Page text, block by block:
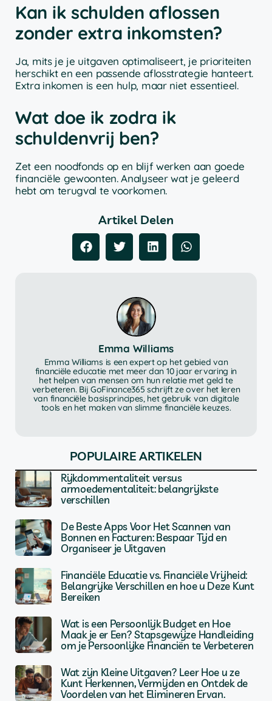
Kan ik schulden aflossen
zonder extra inkomsten?
Ja, mits je je uitgaven optimaliseert, je prioriteiten
herschikt en een passende aflosstrategie hanteert.
Extra inkomen is een hulp, maar niet essentieel.
Wat doe ik zodra ik
schuldenvrij ben?
Zet een noodfonds op en blijf werken aan goede
financiële gewoonten. Analyseer wat je geleerd
hebt om terugval te voorkomen.
Artikel Delen
Emma Williams
Emma Williams is een expert op het gebied van
financiële educatie met meer dan 10 jaar ervaring in
het helpen van mensen om hun relatie met geld te
verbeteren. Bij GoFinance365 schrijft ze over het leren
van financiële basisprincipes, het gebruik van digitale
tools en het maken van slimme financiële keuzes.
POPULAIRE ARTIKELEN
Rijkdommentaliteit versus
armoedementaliteit: belangrijkste
verschillen
De Beste Apps Voor Het Scannen van
Bonnen en Facturen: Bespaar Tijd en
Organiseer je Uitgaven
Financiële Educatie vs. Financiële Vrijheid:
Belangrijke Verschillen en hoe u Deze Kunt
Bereiken
Wat is een Persoonlijk Budget en Hoe
Maak je er Een? Stapsgewijze Handleiding
om je Persoonlijke Financiën te Verbeteren
Wat zijn Kleine Uitgaven? Leer Hoe u ze
Kunt Herkennen, Vermijden en Ontdek de
Voordelen van het Elimineren Ervan.